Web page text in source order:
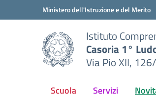
Vai ai contenuti
Vai al menu di navigazioneMinistero dell'Istruzione e del Merito
Istituto
Casoria 1°
Via Pio XII,
Scuola Servizi